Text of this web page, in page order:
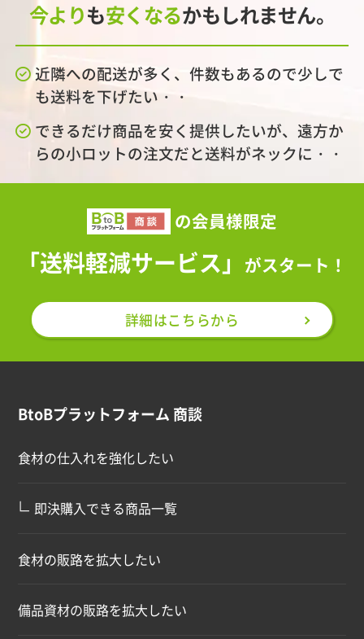
今よりも安くなるかもしれません。
近隣への配送が多く、件数もあるので少しで
も送料を下げたい・・
できるだけ商品を安く提供したいが、遠方か
らの小ロットの注文だと送料がネックに・・
の会員様限定
「送料軽減サービス」 がスタート！
詳細はこちらから
BtoBプラットフォーム 商談
食材の仕入れを強化したい
∟ 即決購入できる商品一覧
食材の販路を拡大したい
備品資材の販路を拡大したい